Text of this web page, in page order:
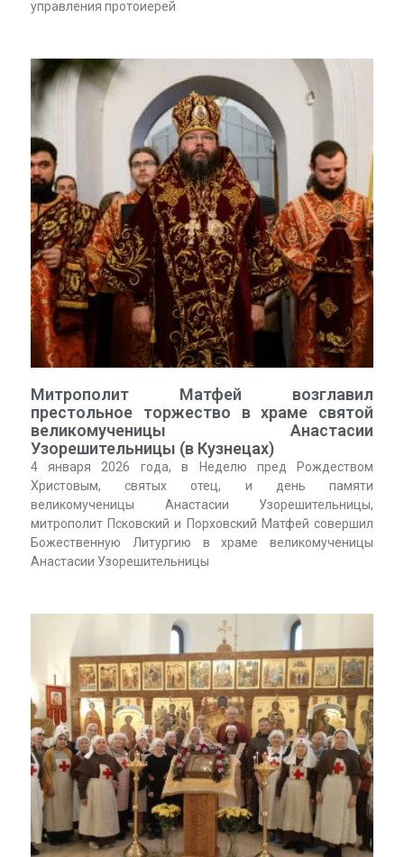
управления протоиерей
Митрополит Матфей возглавил
престольное торжество в храме святой
великомученицы Анастасии
Узорешительницы (в Кузнецах)
4 января 2026 года, в Неделю пред Рождеством
Христовым, святых отец, и день памяти
великомученицы Анастасии Узорешительницы,
митрополит Псковский и Порховский Матфей совершил
Божественную Литургию в храме великомученицы
Анастасии Узорешительницы